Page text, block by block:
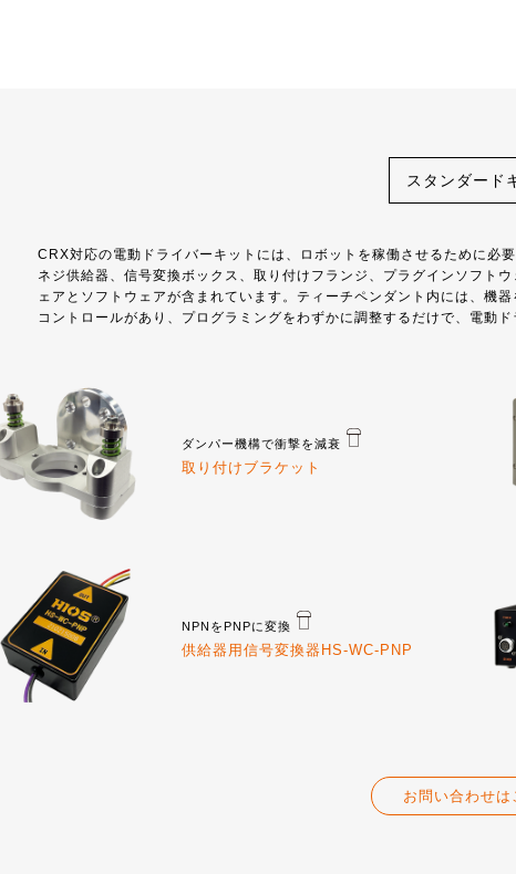
スタンダード
CRX対応の電動ドライバーキットには、ロボットを稼働させるために必
ネジ供給器、信号変換ボックス、取り付けフランジ、プラグインソフト
ェアとソフトウェアが含まれています。ティーチペンダント内には、機
コントロールがあり、プログラミングをわずかに調整するだけで、電動
ダンパー機構で衝撃を減衰
取り付けブラケット
NPNをPNPに変換
供給器用信号変換器HS-WC-PNP
お問い合わせは